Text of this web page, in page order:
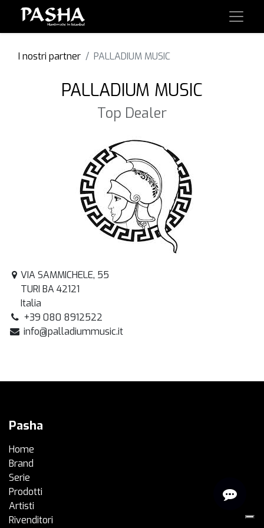
I nostri partner PALLADIUM MUSIC
PALLADIUM MUSIC
Top Dealer
VIA SAMMICHELE, 55
TURI BA 42121
Italia
+39 080 8912522
info@palladiummusic.it
Pasha
Home
Brand
Serie
Prodotti
Artisti
Rivenditori​